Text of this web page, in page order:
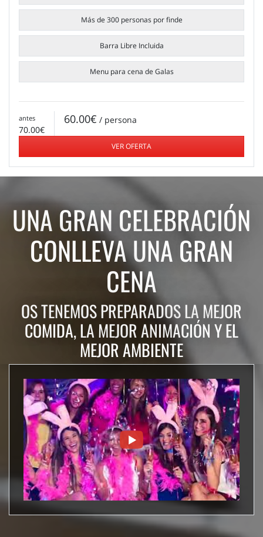
Más de 300 personas por finde
Barra Libre Incluida
Menu para cena de Galas
antes
70.00€
60.00€ / persona
VER OFERTA
UNA GRAN CELEBRACIÓN
CONLLEVA UNA GRAN
CENA
OS TENEMOS PREPARADOS LA MEJOR
COMIDA, LA MEJOR ANIMACIÓN Y EL
MEJOR AMBIENTE